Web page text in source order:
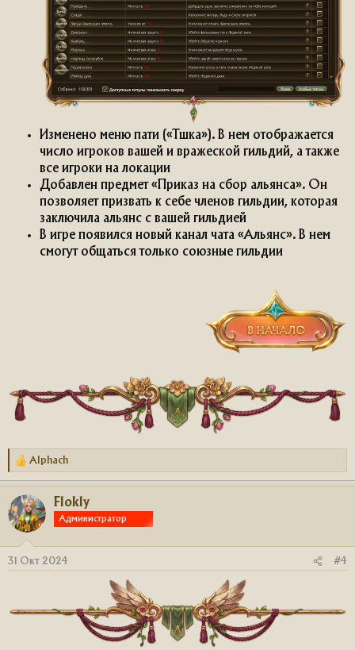
Изменено меню пати («Тшка»). В нем отображается
число игроков вашей и вражеской гильдий, а также
все игроки на локации
Добавлен предмет «Приказ на сбор альянса». Он
позволяет призвать к себе членов гильдии, которая
заключила альянс с вашей гильдией
В игре появился новый канал чата «Альянс». В нем
смогут общаться только союзные гильдии
Р
к
ц
и
Alphach
Flokly
Администратор
31 Окт 2024 #4